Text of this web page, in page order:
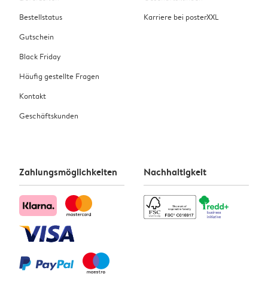
Bestellstatus
Gutschein
Black Friday
Häufig gestellte Fragen
Kontakt
Geschäftskunden
Karriere bei posterXXL
Zahlungsmöglichkeiten Nachhaltigkeit